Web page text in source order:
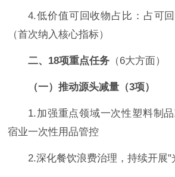
4.低价值可回收物占比：占可
（首次纳入核心指标）
二、18项重点任务 （6大方面）
（一）推动源头减量（3项）
1.加强重点领域一次性塑料制
宿业一次性用品管控
2.深化餐饮浪费治理，持续开展"